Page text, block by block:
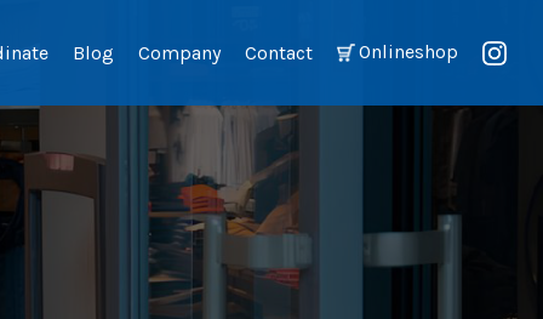
Onlineshop
Blog Company Contact